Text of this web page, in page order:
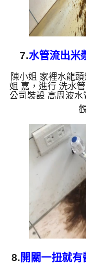
7.水管流出米
陳小姐 家裡水龍
姐 嘉，進行 洗水
公司裝設 高周波水
等了約15分，開啟
本來不出水，一
漿，四個多小時
水，如水管老化，
水就會是咖啡色，
黑色管垢，洗出來
色的水，是因為裡
是
8. 開關一扭就